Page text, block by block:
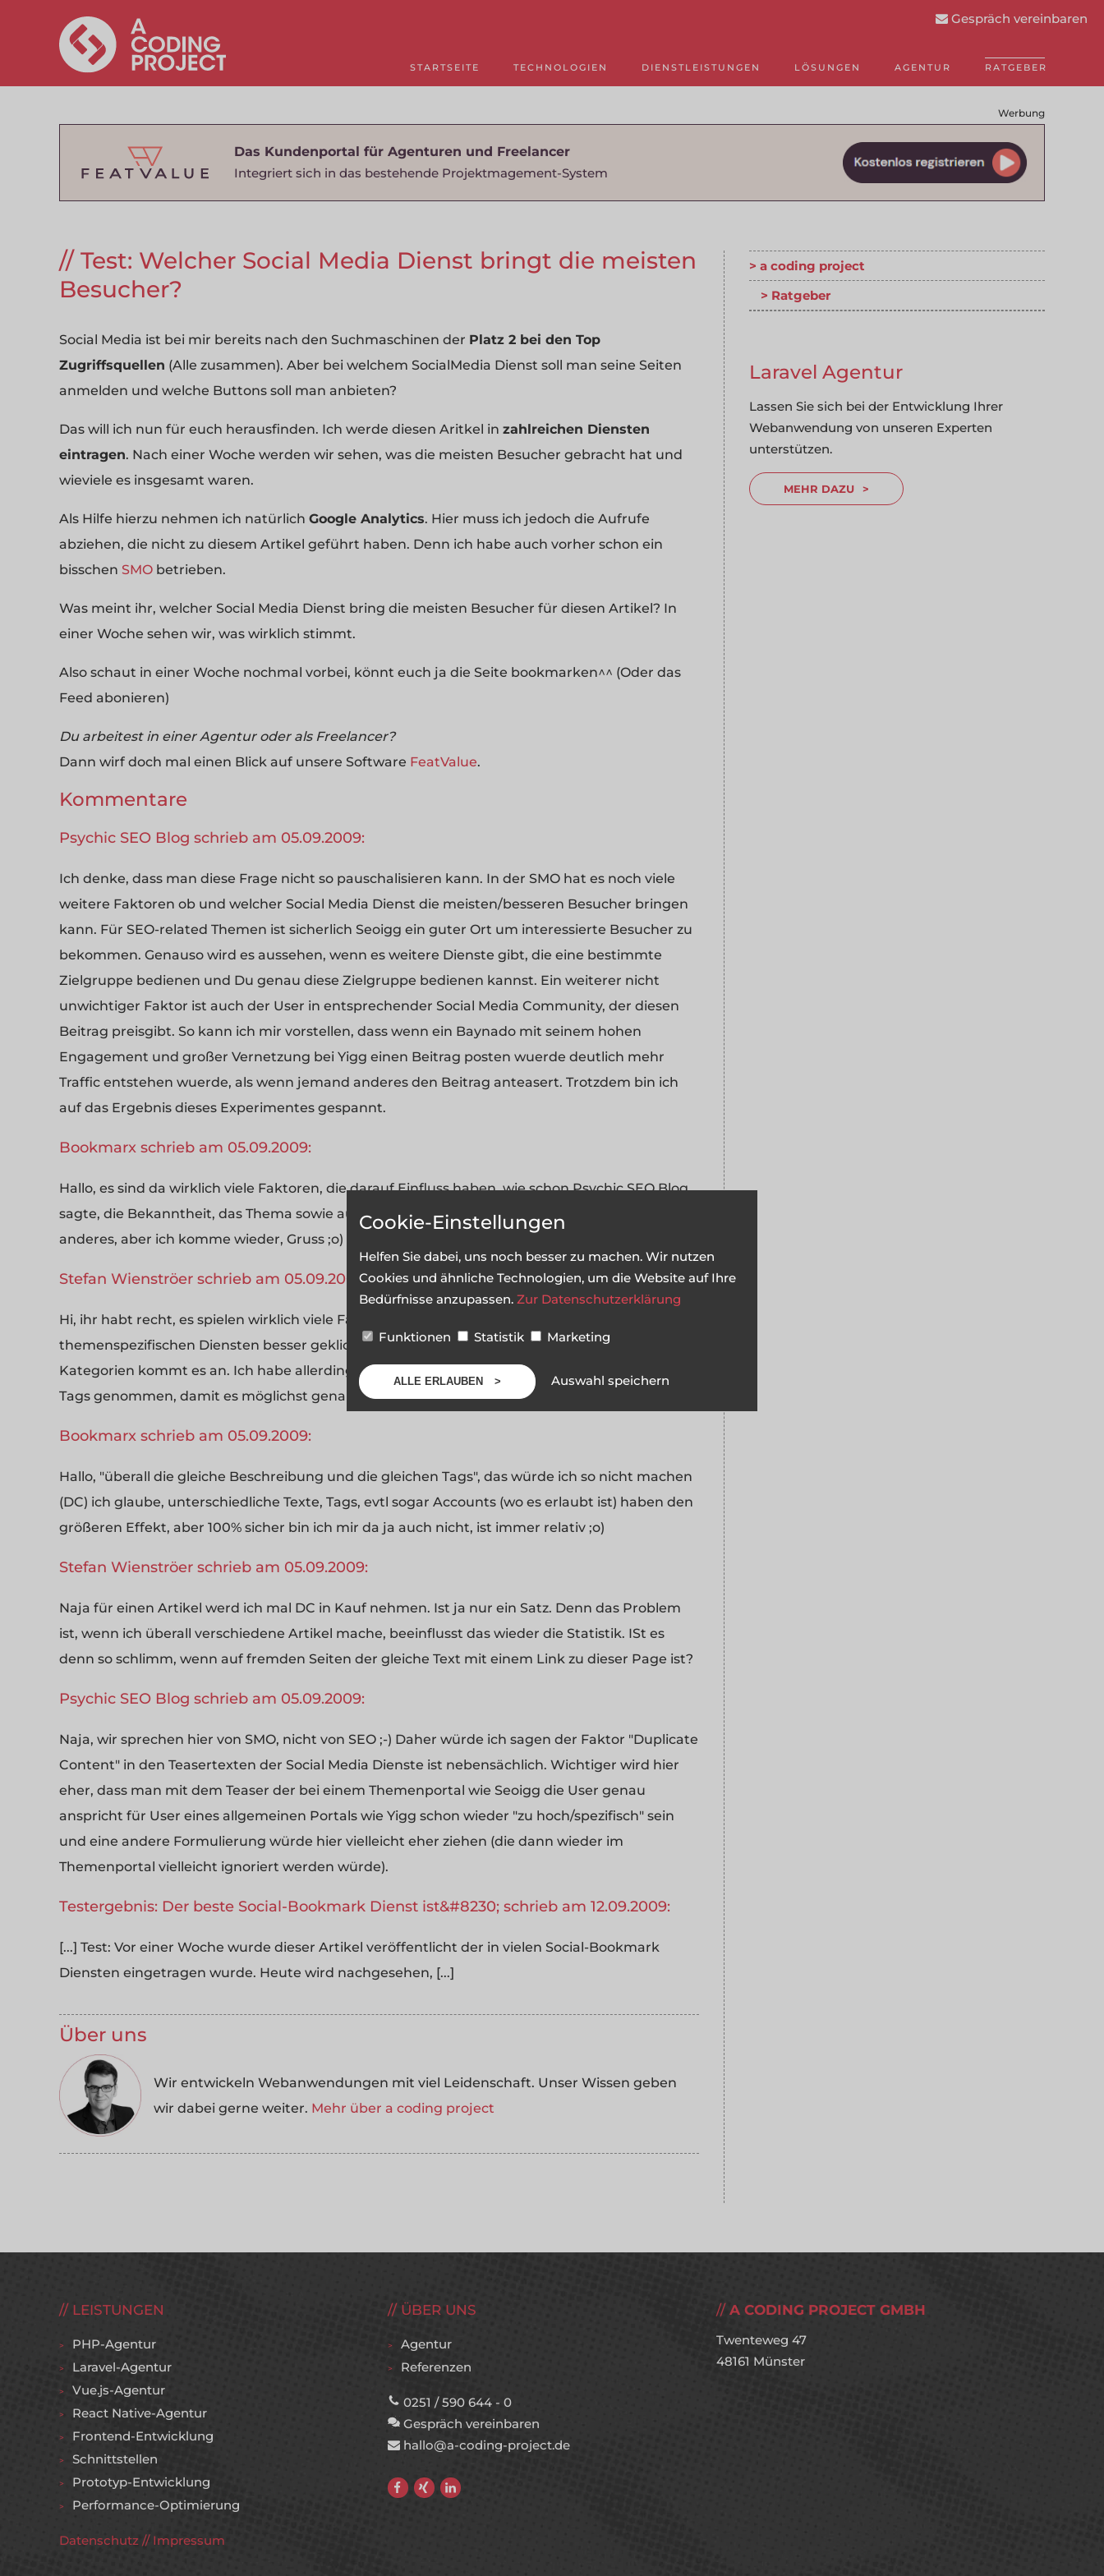
STARTSEITE TECHNOLOGIEN DIENSTLEISTUNGEN LÖSUNGEN AGENTUR RATGEBER
Gespräch vereinbaren
Werbung
Das Kundenportal für Agenturen und Freelancer
Integriert sich in das bestehende Projektmagement-System
Test: Welcher Social Media Dienst bringt die meisten
Besucher?
Social Media ist bei mir bereits nach den Suchmaschinen der Platz 2 bei den Top
Zugriffsquellen (Alle zusammen). Aber bei welchem SocialMedia Dienst soll man seine Seiten
anmelden und welche Buttons soll man anbieten?
Das will ich nun für euch herausfinden. Ich werde diesen Aritkel in zahlreichen Diensten
eintragen. Nach einer Woche werden wir sehen, was die meisten Besucher gebracht hat und
wieviele es insgesamt waren.
Als Hilfe hierzu nehmen ich natürlich Google Analytics. Hier muss ich jedoch die Aufrufe
abziehen, die nicht zu diesem Artikel geführt haben. Denn ich habe auch vorher schon ein
bisschen SMO betrieben.
Was meint ihr, welcher Social Media Dienst bring die meisten Besucher für diesen Artikel? In
einer Woche sehen wir, was wirklich stimmt.
Also schaut in einer Woche nochmal vorbei, könnt euch ja die Seite bookmarken^^ (Oder das
Feed abonieren)
Du arbeitest in einer Agentur oder als Freelancer?
Dann wirf doch mal einen Blick auf unsere Software FeatValue.
Kommentare
Psychic SEO Blog schrieb am 05.09.2009:
Ich denke, dass man diese Frage nicht so pauschalisieren kann. In der SMO hat es noch viele
weitere Faktoren ob und welcher Social Media Dienst die meisten/besseren Besucher bringen
kann. Für SEO-related Themen ist sicherlich Seoigg ein guter Ort um interessierte Besucher zu
bekommen. Genauso wird es aussehen, wenn es weitere Dienste gibt, die eine bestimmte
Zielgruppe bedienen und Du genau diese Zielgruppe bedienen kannst. Ein weiterer nicht
unwichtiger Faktor ist auch der User in entsprechender Social Media Community, der diesen
Beitrag preisgibt. So kann ich mir vorstellen, dass wenn ein Baynado mit seinem hohen
Engagement und großer Vernetzung bei Yigg einen Beitrag posten wuerde deutlich mehr
Traffic entstehen wuerde, als wenn jemand anderes den Beitrag anteasert. Trotzdem bin ich
auf das Ergebnis dieses Experimentes gespannt.
Bookmarx schrieb am 05.09.2009:
Hallo, es sind da wirklich viele Faktoren, die darauf Einfluss haben, wie schon Psychic SEO Blog
sagte, die Bekanntheit, das Thema sowie auch die Art &amp; Weise, wie Du textest und
anderes, aber ich komme wieder, Gruss ;o)
Stefan Wienströer schrieb am 05.09.2009:
Hi, ihr habt recht, es spielen wirklich viele Faktoren eine Rolle. So wird man meistens in
themenspezifischen Diensten besser geklickt, als in Standard-Diensten. Auch auf die
Kategorien kommt es an. Ich habe allerdings überall die gleiche Beschreibung und die gleichen
Tags genommen, damit es möglichst genau ist.
Bookmarx schrieb am 05.09.2009:
Hallo, "überall die gleiche Beschreibung und die gleichen Tags", das würde ich so nicht machen
(DC) ich glaube, unterschiedliche Texte, Tags, evtl sogar Accounts (wo es erlaubt ist) haben den
größeren Effekt, aber 100% sicher bin ich mir da ja auch nicht, ist immer relativ ;o)
Stefan Wienströer schrieb am 05.09.2009:
Naja für einen Artikel werd ich mal DC in Kauf nehmen. Ist ja nur ein Satz. Denn das Problem
ist, wenn ich überall verschiedene Artikel mache, beeinflusst das wieder die Statistik. ISt es
denn so schlimm, wenn auf fremden Seiten der gleiche Text mit einem Link zu dieser Page ist?
Psychic SEO Blog schrieb am 05.09.2009:
Naja, wir sprechen hier von SMO, nicht von SEO ;-) Daher würde ich sagen der Faktor "Duplicate
Content" in den Teasertexten der Social Media Dienste ist nebensächlich. Wichtiger wird hier
eher, dass man mit dem Teaser der bei einem Themenportal wie Seoigg die User genau
anspricht für User eines allgemeinen Portals wie Yigg schon wieder "zu hoch/spezifisch" sein
und eine andere Formulierung würde hier vielleicht eher ziehen (die dann wieder im
Themenportal vielleicht ignoriert werden würde).
Testergebnis: Der beste Social-Bookmark Dienst ist&#8230; schrieb am 12.09.2009:
[...] Test: Vor einer Woche wurde dieser Artikel veröffentlicht der in vielen Social-Bookmark
Diensten eingetragen wurde. Heute wird nachgesehen, [...]
Über uns
Wir entwickeln Webanwendungen mit viel Leidenschaft. Unser Wissen geben
wir dabei gerne weiter. Mehr über a coding project
a coding project
Ratgeber
Laravel Agentur
Lassen Sie sich bei der Entwicklung Ihrer
Webanwendung von unseren Experten
unterstützen.
MEHR DAZU
LEISTUNGEN
PHP-Agentur
Laravel-Agentur
Vue.js-Agentur
React Native-Agentur
Frontend-Entwicklung
Schnittstellen
Prototyp-Entwicklung
Performance-Optimierung
Datenschutz // Impressum
ÜBER UNS
Agentur
Referenzen
0251 / 590 644 - 0
Gespräch vereinbaren
hallo@a-coding-project.de
A CODING PROJECT GMBH
Twenteweg 47
48161 Münster
Cookie-Einstellungen
Helfen Sie dabei, uns noch besser zu machen. Wir nutzen
Cookies und ähnliche Technologien, um die Website auf Ihre
Bedürfnisse anzupassen. Zur Datenschutzerklärung
Funktionen Statistik Marketing
ALLE ERLAUBEN Auswahl speichern